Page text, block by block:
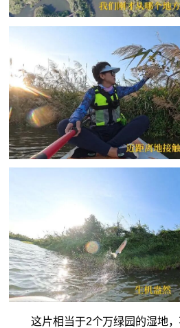
这片相当于2个万绿园的湿地